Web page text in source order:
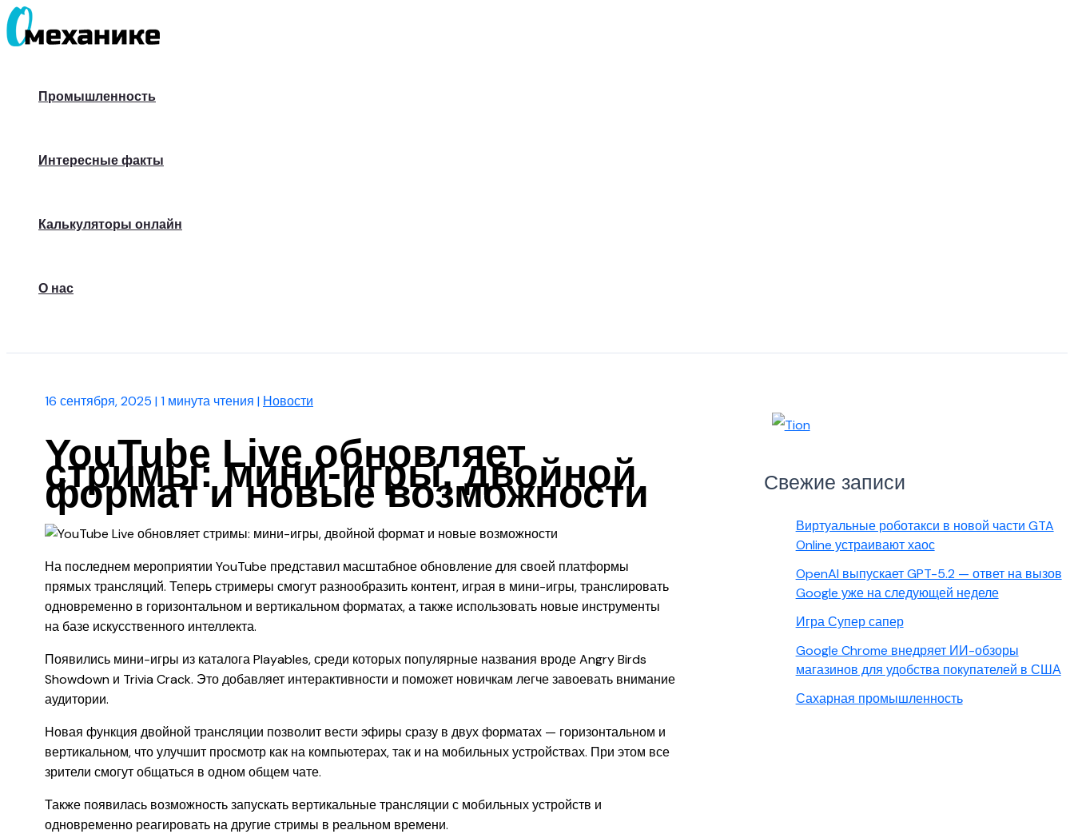
Перейти
к
Промышленность
Интересные факты
Калькуляторы онлайн
О нас
16 сентября, 2025 |1 минута чтения | Новости
YouTube Live обновляет
стримы: мини-игры, двойной
формат и новые возможности
На последнем мероприятии YouTube представил масштабное обновление для своей платформы
прямых трансляций. Теперь стримеры смогут разнообразить контент, играя в мини-игры, транслировать
одновременно в горизонтальном и вертикальном форматах, а также использовать новые инструменты
на базе искусственного интеллекта.
Появились мини-игры из каталога Playables, среди которых популярные названия вроде Angry Birds
Showdown и Trivia Crack. Это добавляет интерактивности и поможет новичкам легче завоевать внимание
аудитории.
Новая функция двойной трансляции позволит вести эфиры сразу в двух форматах — горизонтальном и
вертикальном, что улучшит просмотр как на компьютерах, так и на мобильных устройствах. При этом все
зрители смогут общаться в одном общем чате.
Также появилась возможность запускать вертикальные трансляции с мобильных устройств и
одновременно реагировать на другие стримы в реальном времени.
Свежие записи
Виртуальные роботакси в новой части GTA
Online устраивают хаос
OpenAI выпускает GPT-5.2 — ответ на вызов
Google уже на следующей неделе
Игра Супер сапер
Google Chrome внедряет ИИ-обзоры
магазинов для удобства покупателей в США
Сахарная промышленность